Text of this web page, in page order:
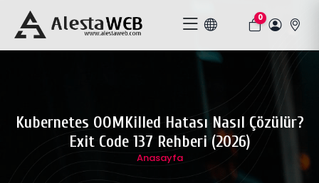
0
Kubernetes OOMKilled Hatası Nasıl Çözülür?
Exit Code 137 Rehberi (2026)
Anasayfa